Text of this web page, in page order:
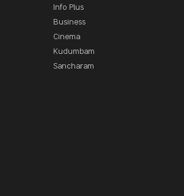
Info Plus
Business
Cinema
Kudumbam
Sancharam